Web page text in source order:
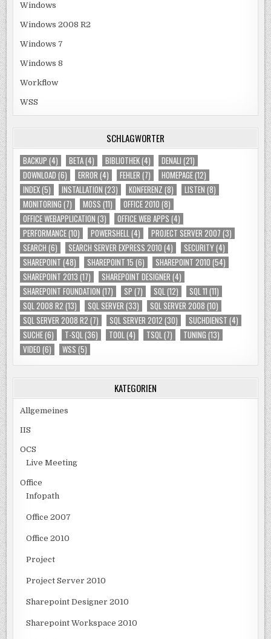
Windows
Windows 2008 R2
Windows 7
Windows 8
Workflow
WSS
SCHLAGWÖRTER
BACKUP (4) BETA(4) BIBLIOTHEK(4) DENALI (21)
DOWNLOAD (6) ERROR (4) FEHLER (7) HOMEPAGE(12)
INDEX(5) INSTALLATION (23) KONFERENZ (8) LISTEN (8)
MONITORING (7) MOSS (11) OFFICE 2010 (8)
OFFICE WEBAPPLICATION (3) OFFICE WEB APPS (4)
PERFORMANCE(10) POWERSHELL(4) PROJECT SERVER 2007 (3)
SEARCH (6) SEARCH SERVER EXPRESS 2010 (4) SECURITY(4)
SHAREPOINT (48) SHAREPOINT 15 (6) SHAREPOINT 2010 (54)
SHAREPOINT 2013 (17) SHAREPOINT DESIGNER (4)
SHAREPOINT FOUNDATION (17) SP (7) SQL(12) SQL 11 (11)
SQL 2008 R2 (13) SQL SERVER (33) SQL SERVER 2008 (10)
SQL SERVER 2008 R2 (7) SQL SERVER 2012 (30) SUCHDIENST (4)
SUCHE(6) T-SQL(36) TOOL(4) TSQL(7) TUNING (13)
VIDEO (6) WSS (5)
KATEGORIEN
Allgemeines
IIS
OCS
Live Meeting
Office
Infopath
Office 2007
Office 2010
Project
Project Server 2010
Sharepoint Designer 2010
Sharepoint Workspace 2010